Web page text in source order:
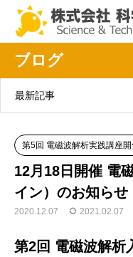
ブログ
最新記事
第5回 電磁波解析実践講座
12月18日開催 電
イン）のお知らせ
2020.12.07 2021.02.07
第2回 電磁波解析